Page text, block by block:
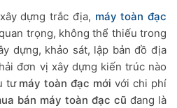
dựng trắc địa, máy toàn đạc
trọng, không thể thiếu trong
dựng, khảo sát, lập bản đồ địa
đơn vị xây dựng kiến trúc nào
tưmáy toàn đạc mới với chi phí
bán máy toàn đạc cũ đang là